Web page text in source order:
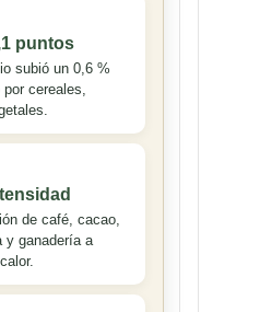
puntos
subió un 0,6 %
cereales,
de café, cacao,
y ganadería a